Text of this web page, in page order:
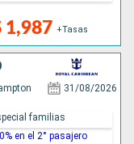
1,987 +Tasas
31/08/2026
familias
en el 2° pasajero